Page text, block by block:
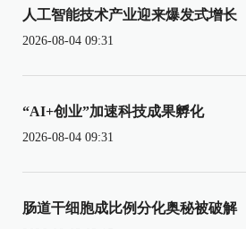
人工智能技术产业迎来爆发式增长
2026-08-04 09:31
“AI+创业”加速科技成果孵化
2026-08-04 09:31
肠道干细胞成比例分化奥秘被破解